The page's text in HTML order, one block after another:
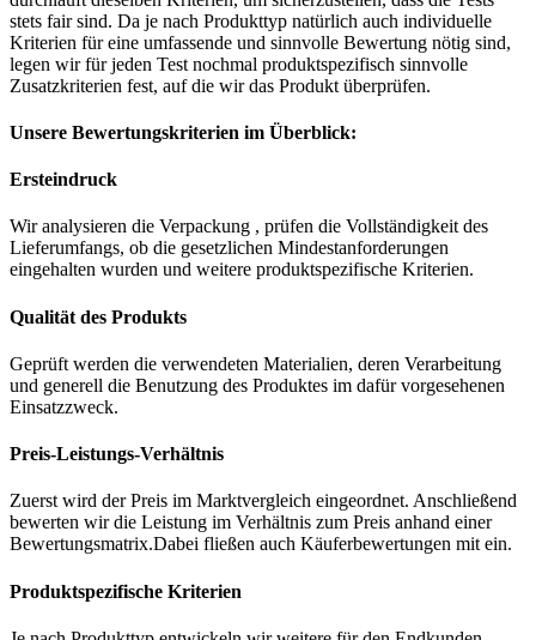
stets fair sind. Da je nach Produkttyp natürlich auch individuelle
Kriterien für eine umfassende und sinnvolle Bewertung nötig sind,
legen wir für jeden Test nochmal produktspezifisch sinnvolle
Zusatzkriterien fest, auf die wir das Produkt überprüfen.
Unsere Bewertungskriterien im Überblick:
Ersteindruck
Wir analysieren die Verpackung , prüfen die Vollständigkeit des
Lieferumfangs, ob die gesetzlichen Mindestanforderungen
eingehalten wurden und weitere produktspezifische Kriterien.
Qualität des Produkts
Geprüft werden die verwendeten Materialien, deren Verarbeitung
und generell die Benutzung des Produktes im dafür vorgesehenen
Einsatzzweck.
Preis-Leistungs-Verhältnis
Zuerst wird der Preis im Marktvergleich eingeordnet. Anschließend
bewerten wir die Leistung im Verhältnis zum Preis anhand einer
Bewertungsmatrix.Dabei fließen auch Käuferbewertungen mit ein.
Produktspezifische Kriterien